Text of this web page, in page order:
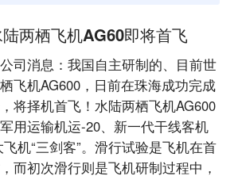
两栖飞机AG60即将首飞
司消息：我国自主研制的、目前世
飞机AG600，日前在珠海成功完成
将择机首飞！水陆两栖飞机AG600
用运输机运-20、新一代干线客机
机“三剑客”。滑行试验是飞机在首
而初次滑行则是飞机研制过程中，